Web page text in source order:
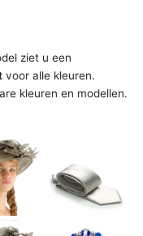
ziet u een
voor alle kleuren.
kleuren en modellen.